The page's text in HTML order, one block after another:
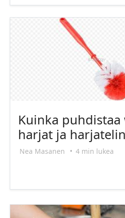
Kuinka puhdistaa
harjat ja
Nea Masanen • 4 min lukea